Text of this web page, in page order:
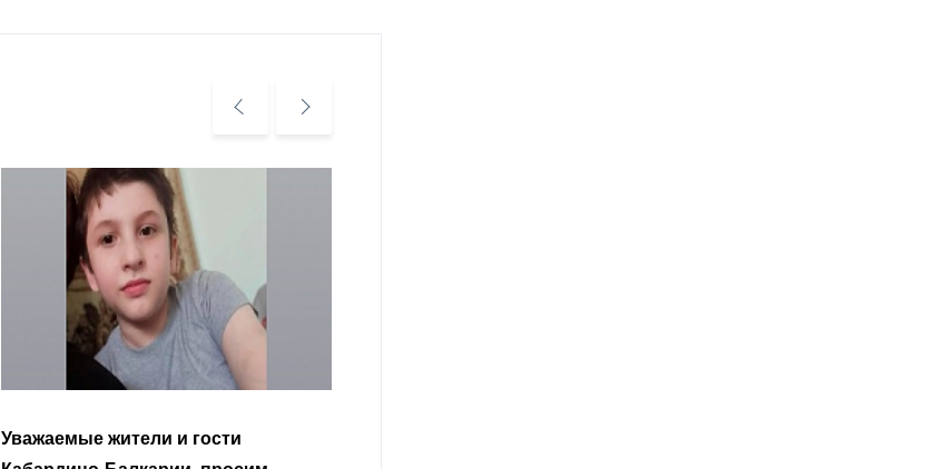
Уважаемые жители и гости